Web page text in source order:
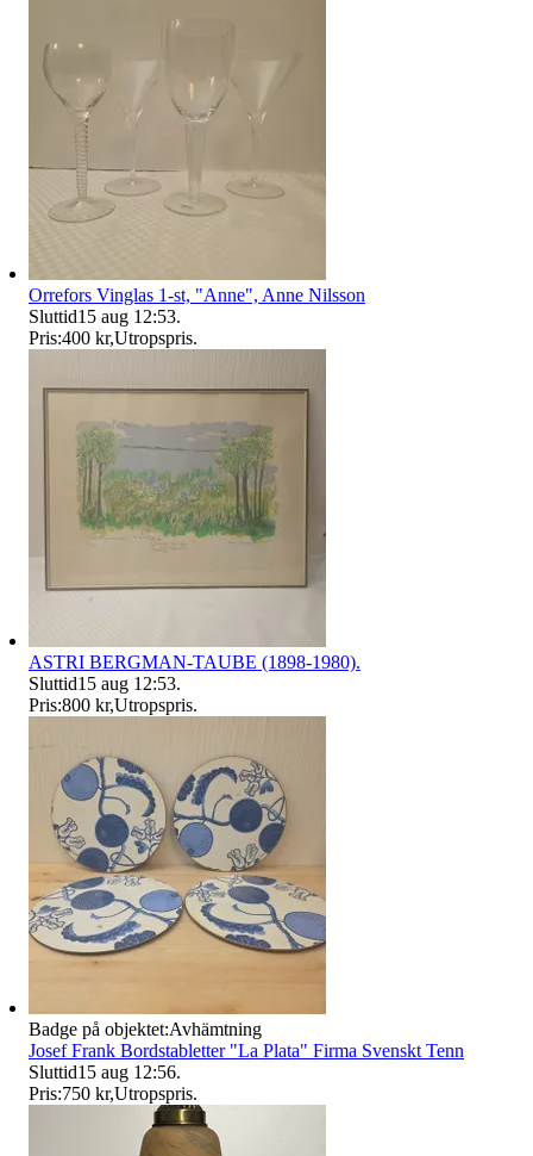
Orrefors Vinglas 1-st, "Anne", Anne Nilsson
Sluttid15 aug 12:53.
Pris:400 kr,Utropspris.
ASTRI BERGMAN-TAUBE (1898-1980).
Sluttid15 aug 12:53.
Pris:800 kr,Utropspris.
Badge på objektet:Avhämtning
Josef Frank Bordstabletter "La Plata" Firma Svenskt Tenn
Sluttid15 aug 12:56.
Pris:750 kr,Utropspris.